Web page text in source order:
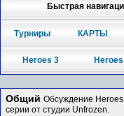
Быстрая
Турниры КАРТЫ
Heroes 3
Общий Обсуждение
серии от студии Unfrozen.